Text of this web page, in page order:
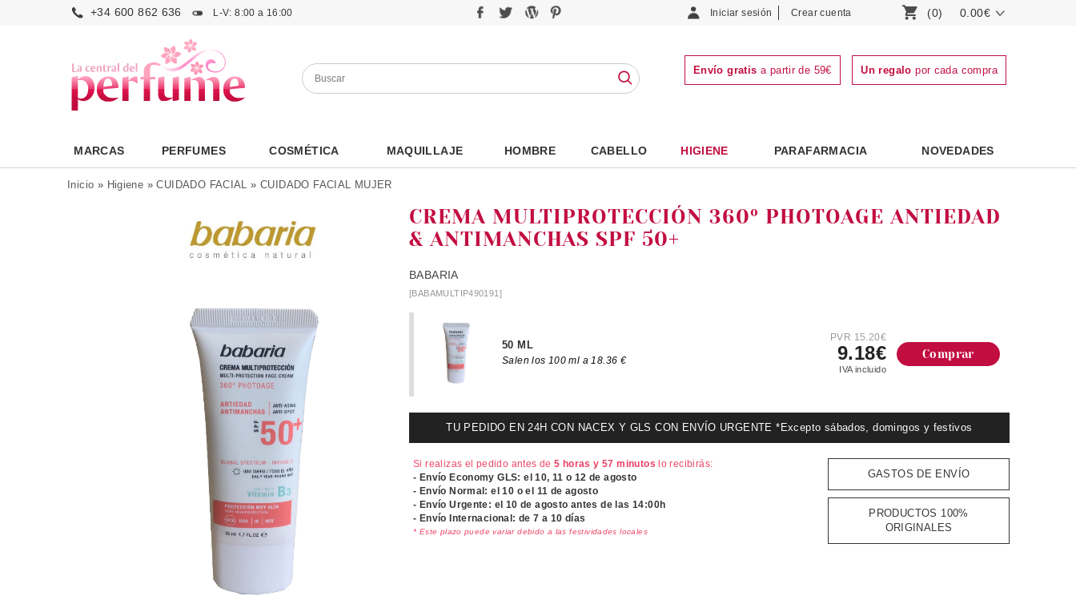
+34 600 862 636 L-V: 8:00 a 16:00 Iniciar sesión Crear cuenta (0) 0.00€
Envío gratis a partir de 59€ Un regalo por cada compra
MARCAS PERFUMES COSMÉTICA MAQUILLAJE HOMBRE CABELLO HIGIENE PARAFARMACIA NOVEDADES
Inicio » Higiene »CUIDADO FACIAL »CUIDADO FACIAL MUJER
CREMA MULTIPROTECCIÓN 360º PHOTOAGE ANTIEDAD
& ANTIMANCHAS SPF 50+
BABARIA
[BABAMULTIP490191]
50 ML
Salen los 100 ml a 18.36 €
PVR 15.20€
9.18€
IVA incluido
Comprar
TU PEDIDO EN 24H CON NACEX Y GLS CON ENVÍO URGENTE *Excepto sábados, domingos y festivos
Si realizas el pedido antes de5 horas y 57 minutos lo recibirás:
- Envío Economy GLS: el10, 11 o 12 de agosto
- Envío Normal: el10 o el 11 de agosto
- Envío Urgente: el 10 de agosto antes de las 14:00h
- Envío Internacional: de 7 a 10 días
* Este plazo puede variar debido a las festividades locales
GASTOS DE ENVÍO
PRODUCTOS 100%
ORIGINALES